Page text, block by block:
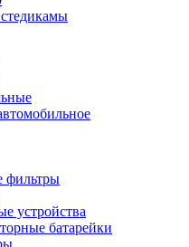
фильтры
устройства
батарейки